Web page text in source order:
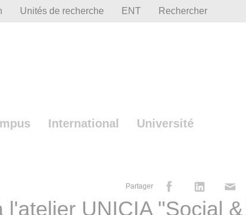
Unités de recherche ENT Rechercher
International Université
Partager
l'atelier UNICIA "Social &